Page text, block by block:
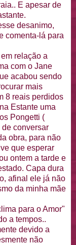
E apesar de
desanimo,
comenta-lá para
em relação a
com o Jane
acabou sendo
mais
8 reais perdidos
Estante uma
Pongetti (
de conversar
obra, para não
que esperar
ontem a tarde e
Capa dura
afinal ele já não
da minha mãe
para o Amor"
a tempos..
devido a
não